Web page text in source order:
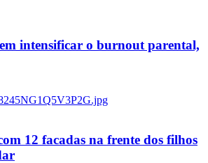
intensificar o burnout parental,
12 facadas na frente dos filhos